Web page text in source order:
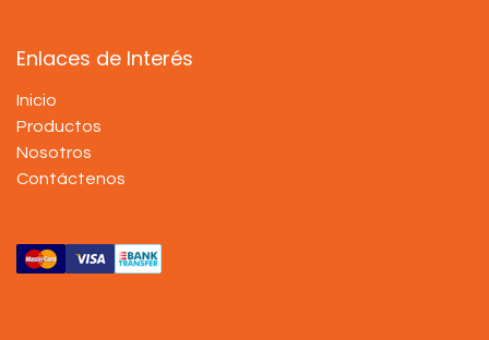
Enlaces de Interés
Inicio
Productos
Nosotros
Contáctenos